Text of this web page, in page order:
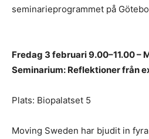
seminarieprogrammet på
Fredag 3 februari 9.00–11.00 –
Seminarium: Reflektioner från
Plats: Biopalatset 5
Moving Sweden har bjudit in